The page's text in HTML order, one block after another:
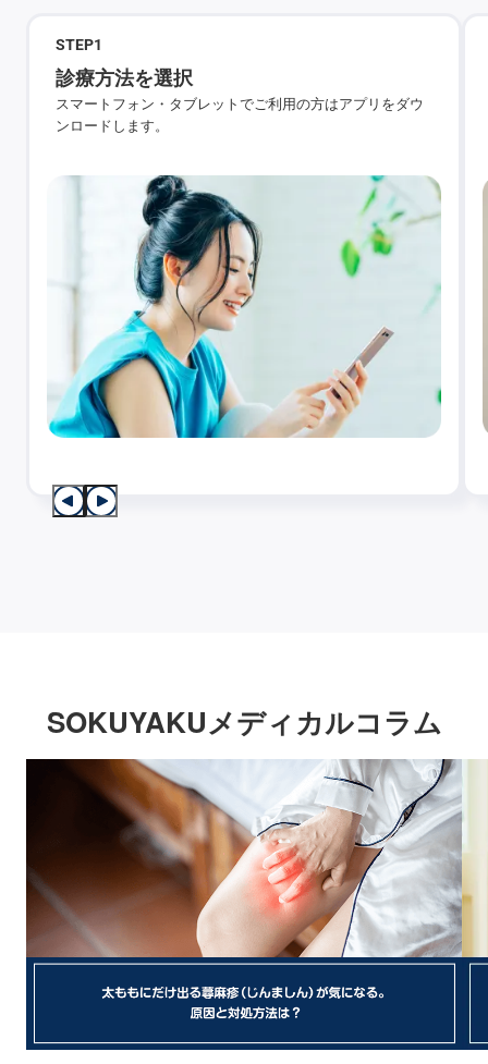
STEP1
診療方法を選択
スマートフォン・タブレットでご利用の方はアプリをダウ
ンロードします。
SOKUYAKUメディカルコラム